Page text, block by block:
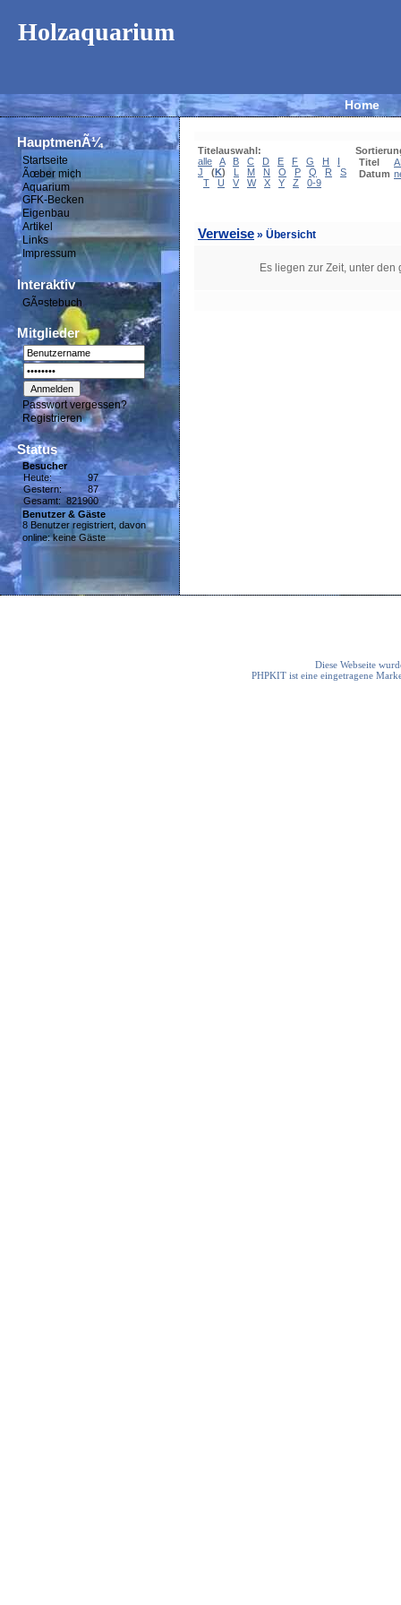
Holzaquarium
Home
HauptmenÃ¼
Startseite
Ãœber mich
Aquarium
GFK-Becken
Eigenbau
Artikel
Links
Impressum
Interaktiv
GÃ¤stebuch
Mitglieder
Passwort vergessen?
Registrieren
Status
Besucher
Heute:
97
Gestern:
87
Gesamt: 821900
Benutzer & Gäste
8 Benutzer registriert, davon
online: keine Gäste
Titelauswahl:
alle
A B C D E F G H
I
J
(K) L M N O P Q R
S
T
U V W X Y Z 0-9
Titel
Datum
Verweise » Übersicht
Es liegen zur Zeit, unter
Diese Webseite
PHPKIT ist eine eingetragene